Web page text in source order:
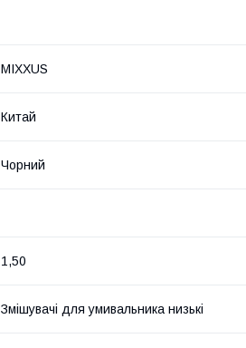
MIXXUS
Китай
Чорний
1,50
Змішувачі для умивальника низькі